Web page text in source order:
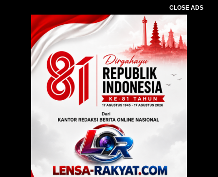
CLOSE ADS